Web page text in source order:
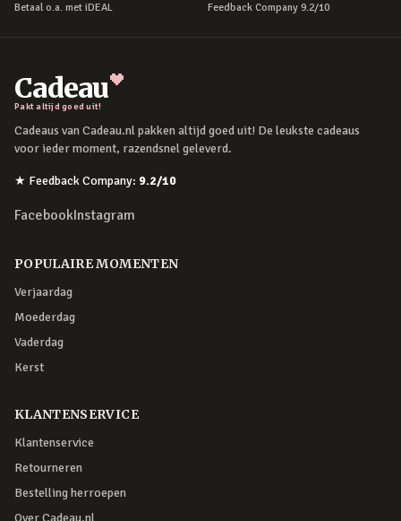
Betaal o.a. met iDEAL Feedback Company 9.2/10
Cadeau
Pakt altijd goed uit!
Cadeaus van Cadeau.nl pakken altijd goed uit! De leukste cadeaus
voor ieder moment, razendsnel geleverd.
★ Feedback Company: 9.2/10
FacebookInstagram
POPULAIRE MOMENTEN
Verjaardag
Moederdag
Vaderdag
Kerst
KLANTENSERVICE
Klantenservice
Retourneren
Bestelling herroepen